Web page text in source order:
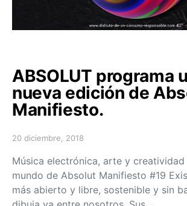
ABSOLUT programa
nueva edición de
Manifiesto.
Posted on
20 diciembre, 2018
Música electrónica, arte y creatividad
mundo de Absolut Manifiesto #19
más abierto y libre, sostenible y sin